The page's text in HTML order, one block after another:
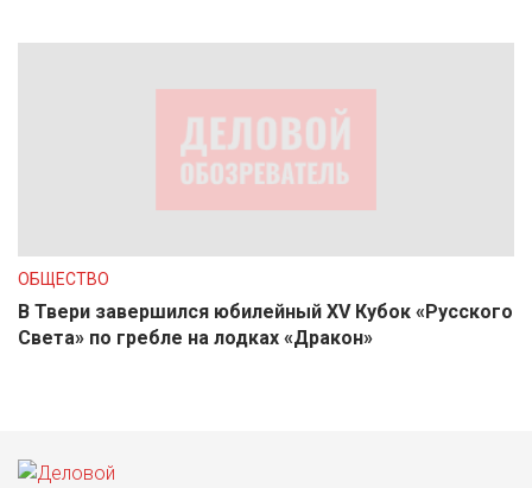
ОБЩЕСТВО
В Твери завершился юбилейный XV Кубок «Русского
Света» по гребле на лодках «Дракон»